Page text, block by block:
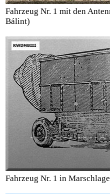
Fahrzeug Nr. 1 mit den
Bálint)
Fahrzeug Nr. 1 in Marschlage